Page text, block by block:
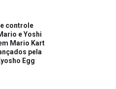
controle
e Yoshi
Mario Kart
pela
Egg